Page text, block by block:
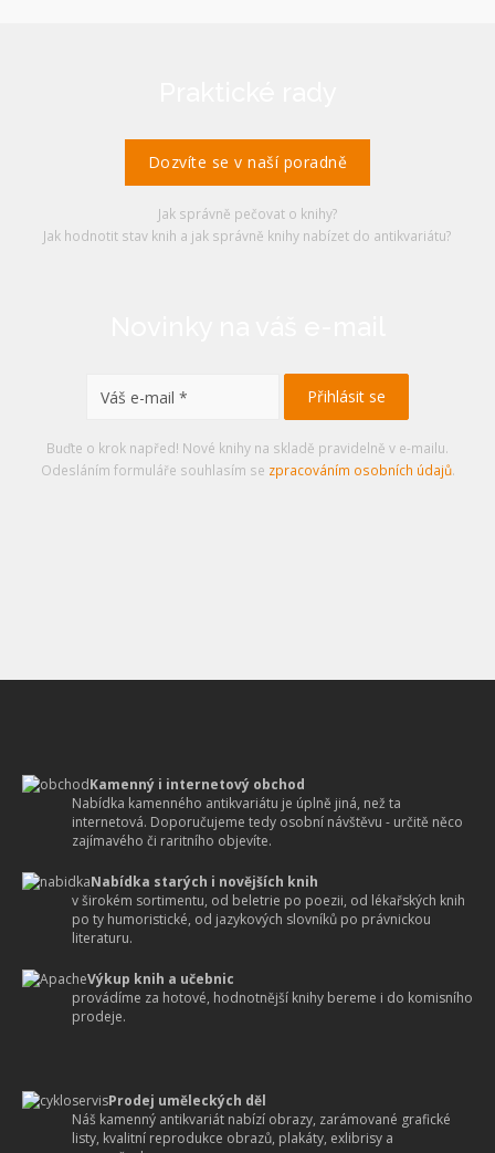
Dozvíte se v naší poradně
Jak správně pečovat o knihy?
Jak hodnotit stav knih a jak správně knihy nabízet do antikvariátu?
Buďte o krok napřed! Nové knihy na skladě pravidelně v e-mailu.
Odesláním formuláře souhlasím se zpracováním osobních údajů.
Kamenný i internetový obchod
Nabídka kamenného antikvariátu je úplně jiná, než ta
internetová. Doporučujeme tedy osobní návštěvu - určitě něco
zajímavého či raritního objevíte.
Nabídka starých i novějších knih
v širokém sortimentu, od beletrie po poezii, od lékařských knih
po ty humoristické, od jazykových slovníků po právnickou
literaturu.
Výkup knih a učebnic
provádíme za hotové, hodnotnější knihy bereme i do komisního
prodeje.
Prodej uměleckých děl
Náš kamenný antikvariát nabízí obrazy, zarámované grafické
listy, kvalitní reprodukce obrazů, plakáty, exlibrisy a